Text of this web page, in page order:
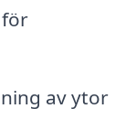
av ytor